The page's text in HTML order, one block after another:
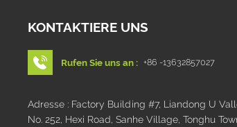
KONTAKTIERE UNS
Rufen Sie uns an : +86 -13632857027
Adresse : Factory Building #7, Liandong U
No. 252, Hexi Road, Sanhe Village, Tonghu